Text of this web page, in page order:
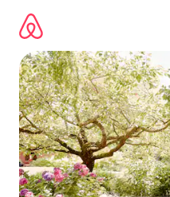
direct
naar
inhoud